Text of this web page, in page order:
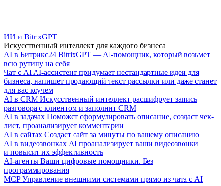
ИИ и BitrixGPT
Искусственный интеллект для каждого бизнеса
AI в Битрикс24 BitrixGPT — AI-помощник, который возьмет
всю рутину на себя
Чат с AI AI-ассистент придумает нестандартные идеи для
бизнеса, напишет продающий текст рассылки или даже станет
для вас коучем
AI в CRM Искусственный интеллект расшифрует запись
разговора с клиентом и заполнит CRM
AI в задачах Поможет сформулировать описание, создаст чек-
лист, проанализирует комментарии
AI в сайтах Создаст сайт за минуты по вашему описанию
AI в видеозвонках AI проанализирует ваши видеозвонки
и повысит их эффективность
AI-агенты Ваши цифровые помощники. Без
программирования
MCP Управление внешними системами прямо из чата с AI